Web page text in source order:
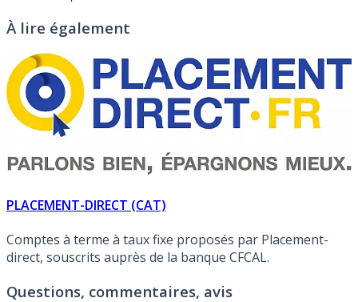
À lire également
PLACEMENT-DIRECT (CAT)
Comptes à terme à taux fixe proposés par Placement-
direct, souscrits auprès de la banque CFCAL.
Questions, commentaires, avis